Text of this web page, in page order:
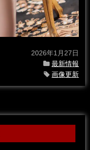
2026年1月27日
最新情報
画像更新